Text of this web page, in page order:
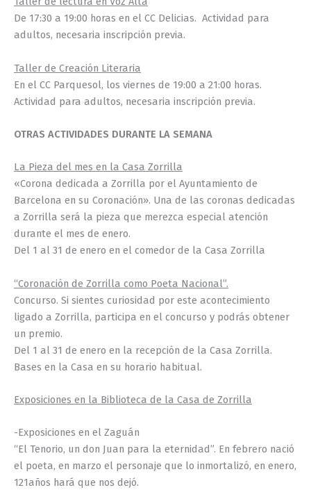
De 17:30 a 19:00 horas en el CC Delicias. Actividad para
adultos, necesaria inscripción previa.
Taller de Creación Literaria
En el CC Parquesol, los viernes de 19:00 a 21:00 horas.
Actividad para adultos, necesaria inscripción previa.
OTRAS ACTIVIDADES DURANTE LA SEMANA
La Pieza del mes en la Casa Zorrilla
«Corona dedicada a Zorrilla por el Ayuntamiento de
Barcelona en su Coronación». Una de las coronas dedicadas
a Zorrilla será la pieza que merezca especial atención
durante el mes de enero.
Del 1 al 31 de enero en el comedor de la Casa Zorrilla
“Coronación de Zorrilla como Poeta Nacional”.
Concurso. Si sientes curiosidad por este acontecimiento
ligado a Zorrilla, participa en el concurso y podrás obtener
un premio.
Del 1 al 31 de enero en la recepción de la Casa Zorrilla.
Bases en la Casa en su horario habitual.
Exposiciones en la Biblioteca de la Casa de Zorrilla
-Exposiciones en el Zaguán
“El Tenorio, un don Juan para la eternidad”. En febrero nació
el poeta, en marzo el personaje que lo inmortalizó, en enero,
121años hará que nos dejó.